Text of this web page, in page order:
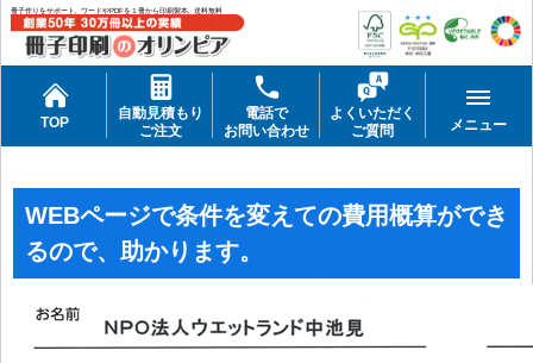
冊子作りをサポート。ワードやPDFを１冊から印刷製本。送料無料
TOP
自動見積もり
ご注文
電話で
お問い合わせ
よくいただく
ご質問
メニュー
WEBページで条件を変えての費用概算ができ
るので、助かります。